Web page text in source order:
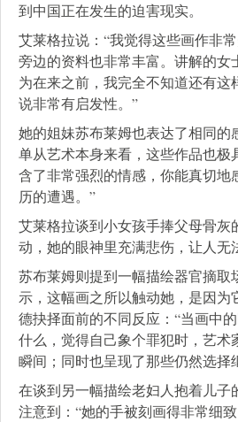
到中国正在发生的迫害现实。
艾莱格拉说：“我觉得这些画作非
旁边的资料也非常丰富。讲解的女
为在来之前，我完全不知道还有这
说非常有启发性。”
她的姐妹苏布莱姆也表达了相同的
单从艺术本身来看，这些作品也极
含了非常强烈的情感，你能真切地
历的遭遇。”
艾莱格拉谈到小女孩手捧父母骨灰
动，她的眼神里充满悲伤，让人无
苏布莱姆则提到一幅描绘器官摘取
示，这幅画之所以触动她，是因为
德抉择面前的不同反应：“当画中
什么，觉得自己象个罪犯时，艺术
瞬间；同时也呈现了那些仍然选择
在谈到另一幅描绘老妇人抱着儿子
注意到：“她的手被刻画得非常细